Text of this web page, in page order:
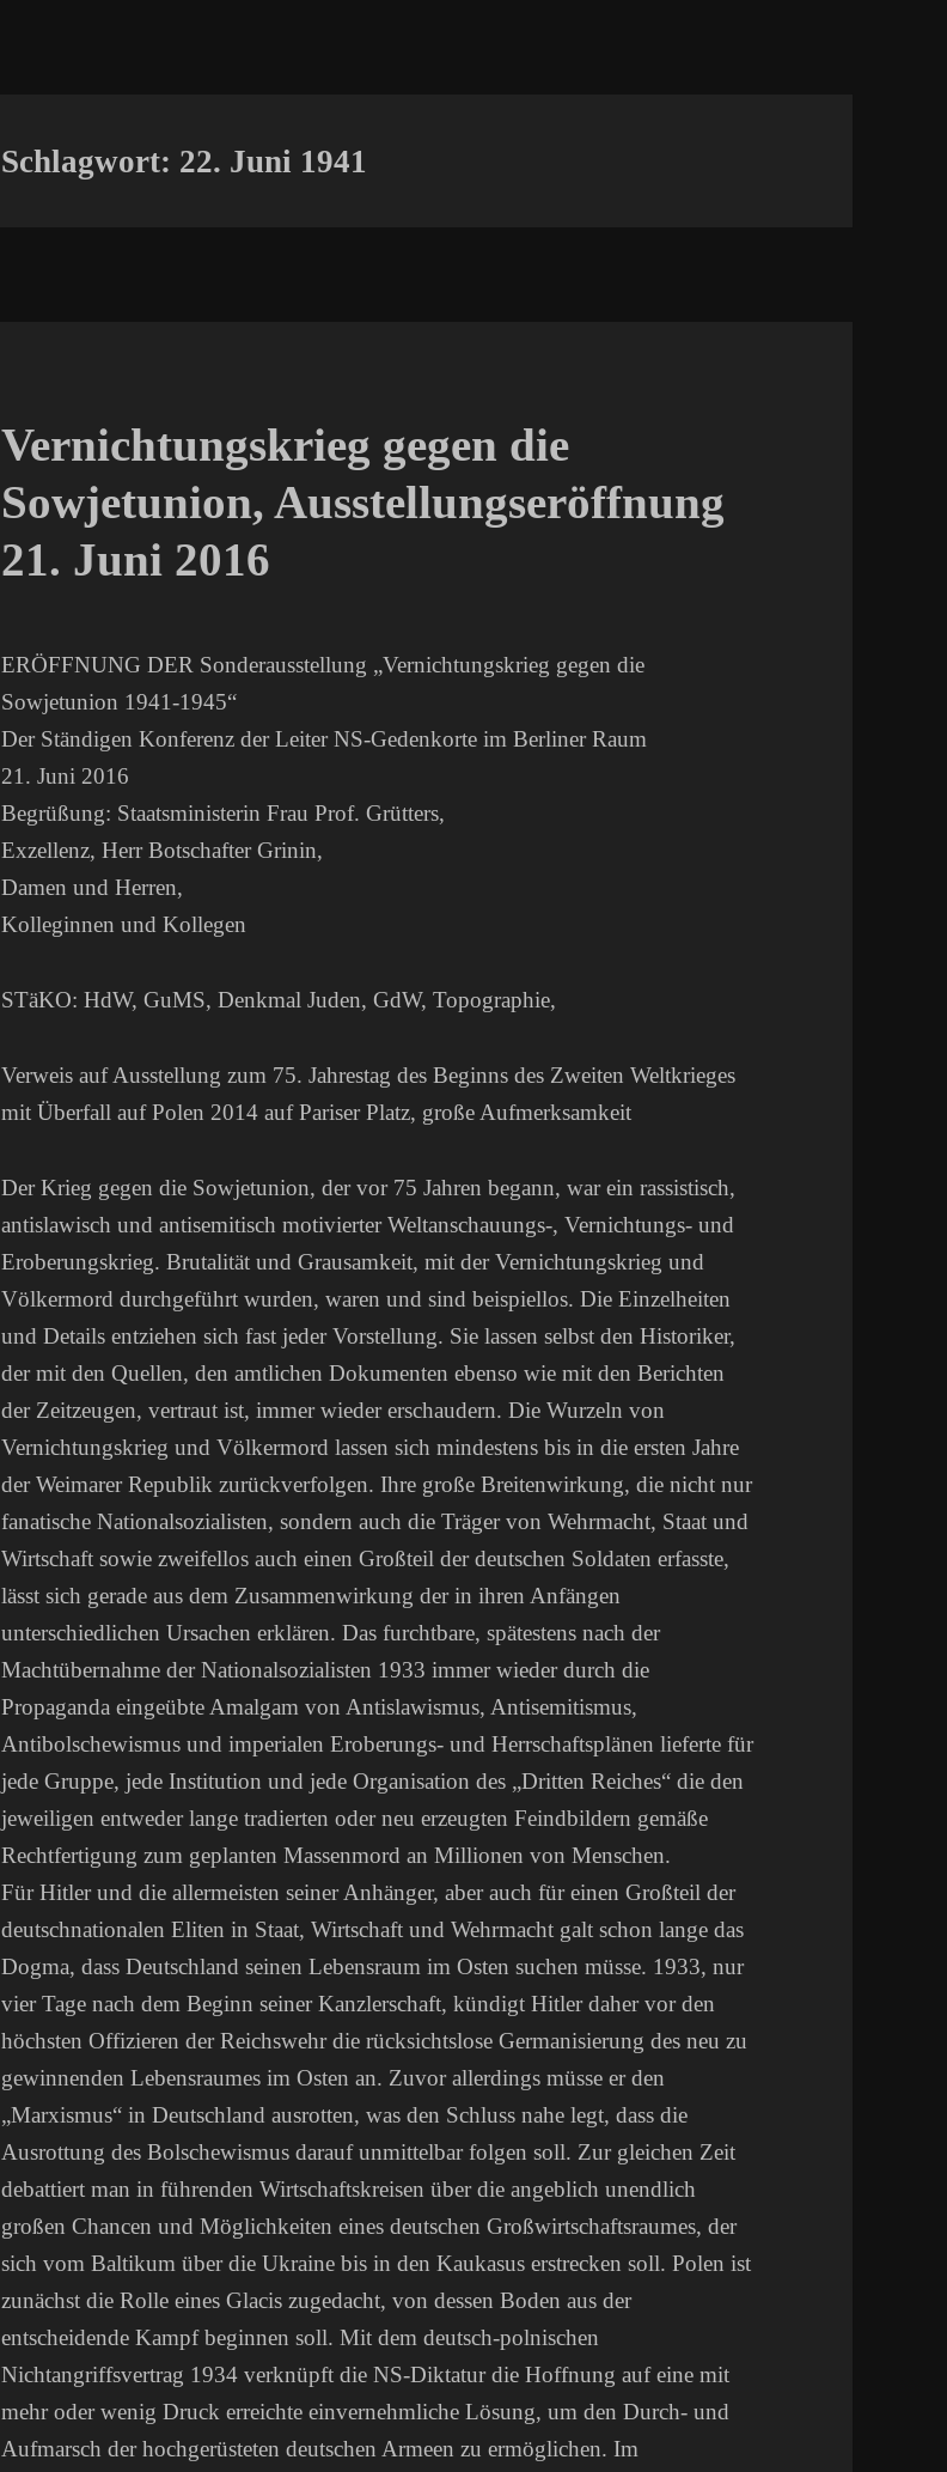
Schlagwort: 22. Juni 1941
Vernichtungskrieg gegen die
Sowjetunion, Ausstellungseröffnung
21. Juni 2016
ERÖFFNUNG DER Sonderausstellung „Vernichtungskrieg gegen die
Sowjetunion 1941-1945“
Der Ständigen Konferenz der Leiter NS-Gedenkorte im Berliner Raum
21. Juni 2016
Begrüßung: Staatsministerin Frau Prof. Grütters,
Exzellenz, Herr Botschafter Grinin,
Damen und Herren,
Kolleginnen und Kollegen
STäKO: HdW, GuMS, Denkmal Juden, GdW, Topographie,
Verweis auf Ausstellung zum 75. Jahrestag des Beginns des Zweiten Weltkrieges
mit Überfall auf Polen 2014 auf Pariser Platz, große Aufmerksamkeit
Der Krieg gegen die Sowjetunion, der vor 75 Jahren begann, war ein rassistisch,
antislawisch und antisemitisch motivierter Weltanschauungs-, Vernichtungs- und
Eroberungskrieg. Brutalität und Grausamkeit, mit der Vernichtungskrieg und
Völkermord durchgeführt wurden, waren und sind beispiellos. Die Einzelheiten
und Details entziehen sich fast jeder Vorstellung. Sie lassen selbst den Historiker,
der mit den Quellen, den amtlichen Dokumenten ebenso wie mit den Berichten
der Zeitzeugen, vertraut ist, immer wieder erschaudern. Die Wurzeln von
Vernichtungskrieg und Völkermord lassen sich mindestens bis in die ersten Jahre
der Weimarer Republik zurückverfolgen. Ihre große Breitenwirkung, die nicht nur
fanatische Nationalsozialisten, sondern auch die Träger von Wehrmacht, Staat und
Wirtschaft sowie zweifellos auch einen Großteil der deutschen Soldaten erfasste,
lässt sich gerade aus dem Zusammenwirkung der in ihren Anfängen
unterschiedlichen Ursachen erklären. Das furchtbare, spätestens nach der
Machtübernahme der Nationalsozialisten 1933 immer wieder durch die
Propaganda eingeübte Amalgam von Antislawismus, Antisemitismus,
Antibolschewismus und imperialen Eroberungs- und Herrschaftsplänen lieferte für
jede Gruppe, jede Institution und jede Organisation des „Dritten Reiches“ die den
jeweiligen entweder lange tradierten oder neu erzeugten Feindbildern gemäße
Rechtfertigung zum geplanten Massenmord an Millionen von Menschen.
Für Hitler und die allermeisten seiner Anhänger, aber auch für einen Großteil der
deutschnationalen Eliten in Staat, Wirtschaft und Wehrmacht galt schon lange das
Dogma, dass Deutschland seinen Lebensraum im Osten suchen müsse. 1933, nur
vier Tage nach dem Beginn seiner Kanzlerschaft, kündigt Hitler daher vor den
höchsten Offizieren der Reichswehr die rücksichtslose Germanisierung des neu zu
gewinnenden Lebensraumes im Osten an. Zuvor allerdings müsse er den
„Marxismus“ in Deutschland ausrotten, was den Schluss nahe legt, dass die
Ausrottung des Bolschewismus darauf unmittelbar folgen soll. Zur gleichen Zeit
debattiert man in führenden Wirtschaftskreisen über die angeblich unendlich
großen Chancen und Möglichkeiten eines deutschen Großwirtschaftsraumes, der
sich vom Baltikum über die Ukraine bis in den Kaukasus erstrecken soll. Polen ist
zunächst die Rolle eines Glacis zugedacht, von dessen Boden aus der
entscheidende Kampf beginnen soll. Mit dem deutsch-polnischen
Nichtangriffsvertrag 1934 verknüpft die NS-Diktatur die Hoffnung auf eine mit
mehr oder wenig Druck erreichte einvernehmliche Lösung, um den Durch- und
Aufmarsch der hochgerüsteten deutschen Armeen zu ermöglichen. Im